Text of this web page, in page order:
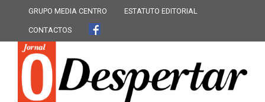
GRUPO MEDIA CENTRO ESTATUTO EDITORIAL
CONTACTOS